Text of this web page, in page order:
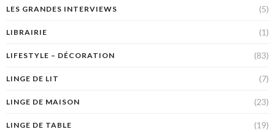
LES GRANDES INTERVIEWS (5)
LIBRAIRIE (1)
LIFESTYLE – DÉCORATION (83)
LINGE DE LIT (7)
LINGE DE MAISON (23)
LINGE DE TABLE (19)